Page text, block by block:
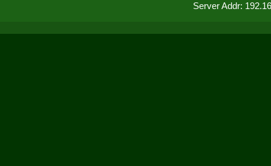
Server Addr: